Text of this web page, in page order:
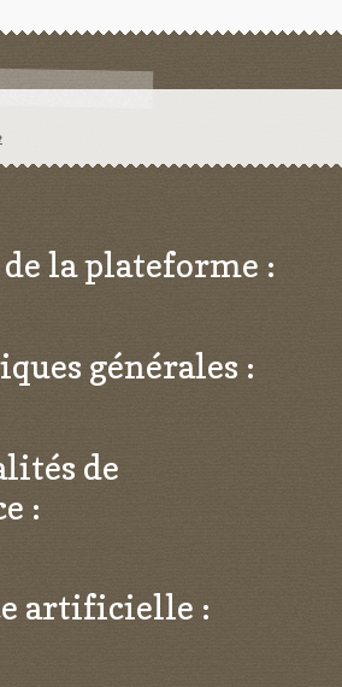
la plateforme :
générales :
de
:
artificielle :